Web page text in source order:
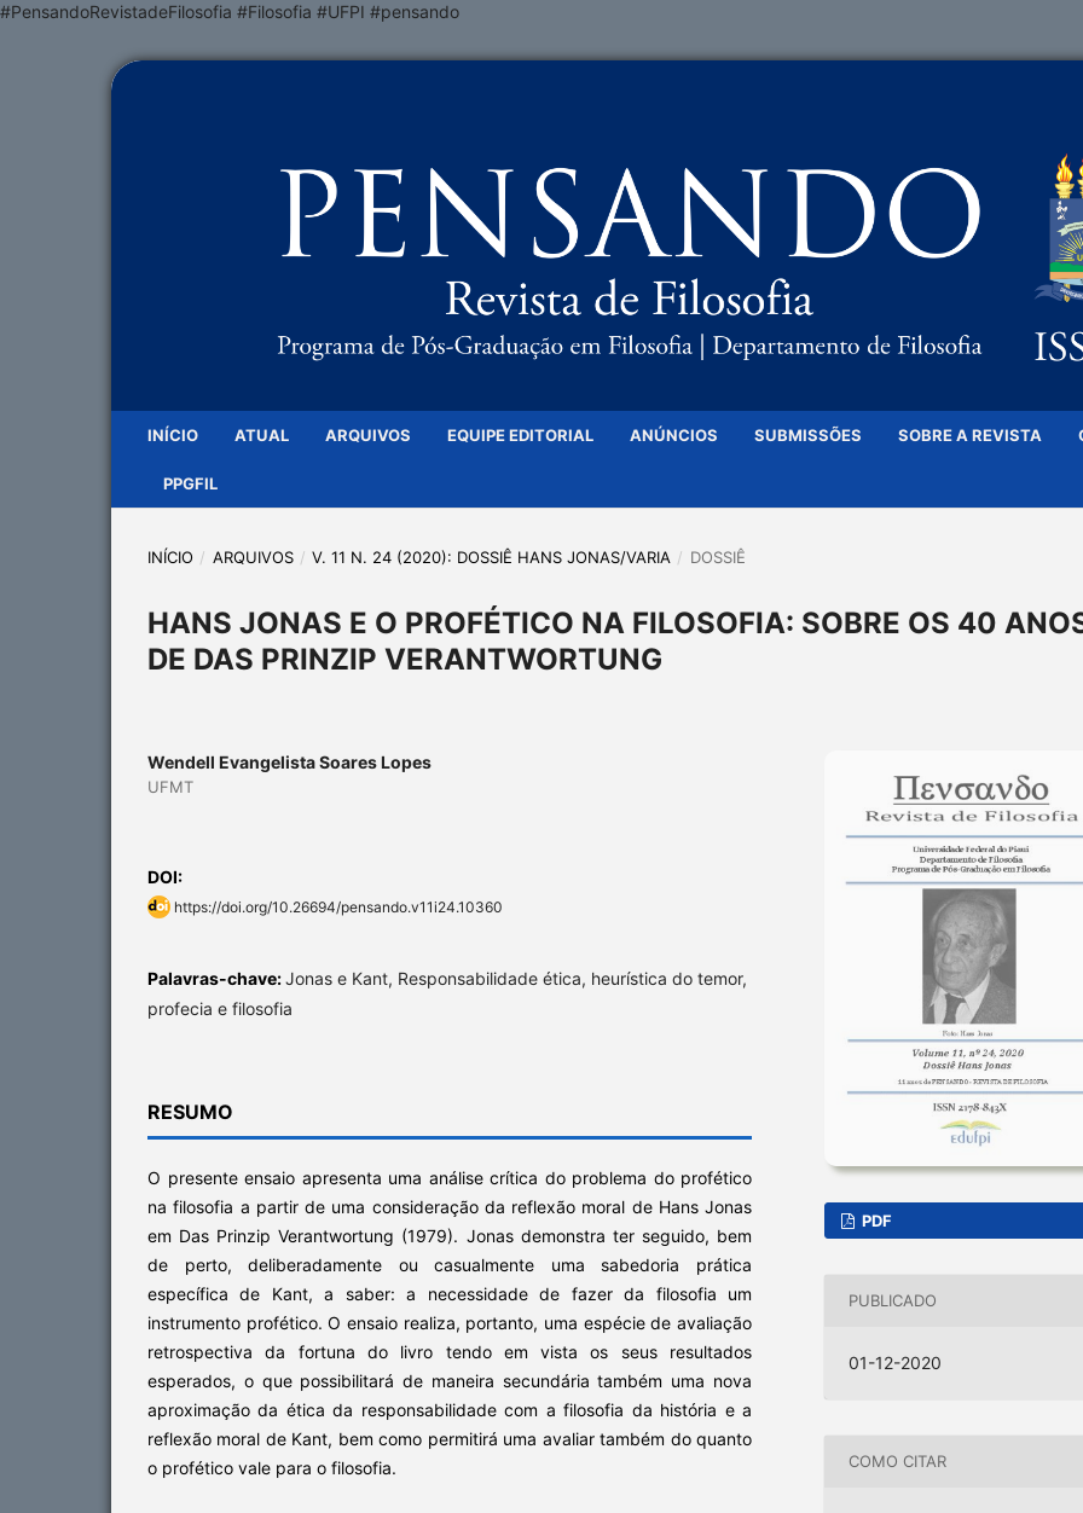
#PensandoRevistadeFilosofia #Filosofia #UFPI #pensando
INÍCIO ATUAL ARQUIVOS EQUIPE EDITORIAL ANÚNCIOS SUBMISSÕES SOBRE A REVISTA
PPGFIL
INÍCIO / ARQUIVOS / V. 11 N. 24 (2020): DOSSIÊ HANS JONAS/VARIA / DOSSIÊ
HANS JONAS E O PROFÉTICO NA FILOSOFIA: SOBRE OS 40
DE DAS PRINZIP VERANTWORTUNG
Wendell Evangelista Soares Lopes
UFMT
DOI:
https://doi.org/10.26694/pensando.v11i24.10360
Palavras-chave:Jonas e Kant, Responsabilidade ética, heurística do temor,
profecia e filosofia
RESUMO
O presente ensaio apresenta uma análise crítica do problema do profético
na filosofia a partir de uma consideração da reflexão moral de Hans Jonas
em Das Prinzip Verantwortung (1979). Jonas demonstra ter seguido, bem
de perto, deliberadamente ou casualmente uma sabedoria prática
específica de Kant, a saber: a necessidade de fazer da filosofia um
instrumento profético. O ensaio realiza, portanto, uma espécie de avaliação
retrospectiva da fortuna do livro tendo em vista os seus resultados
esperados, o que possibilitará de maneira secundária também uma nova
aproximação da ética da responsabilidade com a filosofia da história e a
reflexão moral de Kant, bem como permitirá uma avaliar também do quanto
o profético vale para o filosofia.
PDF
PUBLICADO
01-12-2020
COMO CITAR